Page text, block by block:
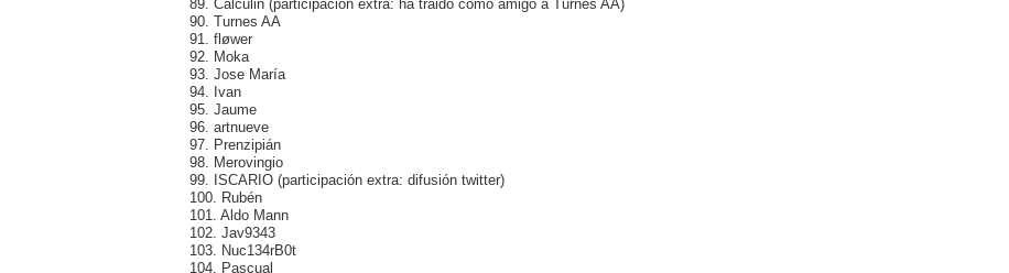
89. Calculin (participación extra: ha traido como amigo a Turnes AA)
90. Turnes AA
91. fløwer
92. Moka
93. Jose María
94. Ivan
95. Jaume
96. artnueve
97. Prenzipián
98. Merovingio
99. ISCARIO (participación extra: difusión twitter)
100. Rubén
101. Aldo Mann
102. Jav9343
103. Nuc134rB0t
104. Pascual